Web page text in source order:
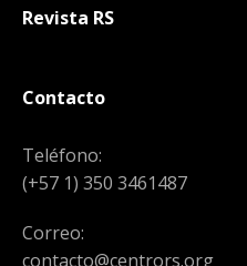
Revista RS
Contacto
Teléfono:
(+57 1) 350 3461487
Correo:
contacto@centrors.org